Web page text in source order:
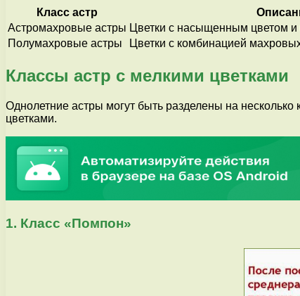
Класс астр
Астромахровые астры Цветки с насыщенным цветом и
Полумахровые астры
Цветки с комбинацией
Классы астр с мелкими цветками
Однолетние астры могут быть разделены на
цветками.
1. Класс «Помпон»